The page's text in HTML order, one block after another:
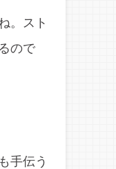
。スト
ので
手伝う